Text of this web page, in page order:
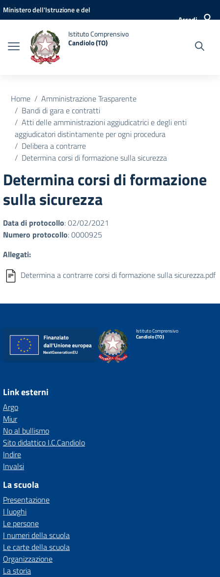
Vai ai contenuti
Vai al menu di navigazione
Vai al footer
Ministero dell'Istruzione e del
Accedi
Istituto Comprensivo
Candiolo (TO)
Home
Amministrazione Trasparente
Bandi di gara e contratti
Atti delle amministrazioni aggiudicatrici e degli enti
aggiudicatori distintamente per ogni procedura
Delibera a contrarre
Determina corsi di formazione sulla sicurezza
Determina corsi di formazione
sulla sicurezza
Data di protocollo: 02/02/2021
Numero protocollo: 0000925
Allegati:
Determina a contrarre corsi di formazione sulla sicurezza.pdf
Istituto Comprensivo
Candiolo (TO)
Link esterni
Argo
Miur
No al bullismo
Sito didattico I.C.Candiolo
Indire
Invalsi
La scuola
Presentazione
I luoghi
Le persone
I numeri della scuola
Le carte della scuola
Organizzazione
La storia